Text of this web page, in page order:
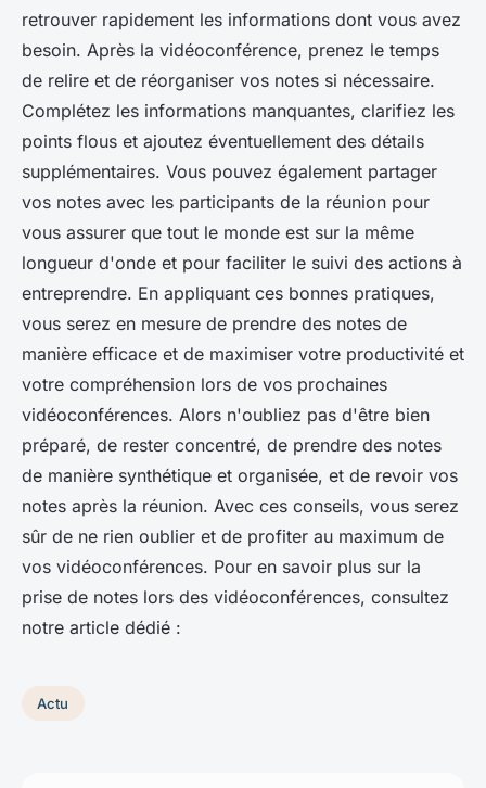
retrouver rapidement les informations dont vous avez
besoin. Après la vidéoconférence, prenez le temps
de relire et de réorganiser vos notes si nécessaire.
Complétez les informations manquantes, clarifiez les
points flous et ajoutez éventuellement des détails
supplémentaires. Vous pouvez également partager
vos notes avec les participants de la réunion pour
vous assurer que tout le monde est sur la même
longueur d'onde et pour faciliter le suivi des actions à
entreprendre. En appliquant ces bonnes pratiques,
vous serez en mesure de prendre des notes de
manière efficace et de maximiser votre productivité et
votre compréhension lors de vos prochaines
vidéoconférences. Alors n'oubliez pas d'être bien
préparé, de rester concentré, de prendre des notes
de manière synthétique et organisée, et de revoir vos
notes après la réunion. Avec ces conseils, vous serez
sûr de ne rien oublier et de profiter au maximum de
vos vidéoconférences. Pour en savoir plus sur la
prise de notes lors des vidéoconférences, consultez
notre article dédié :
Actu